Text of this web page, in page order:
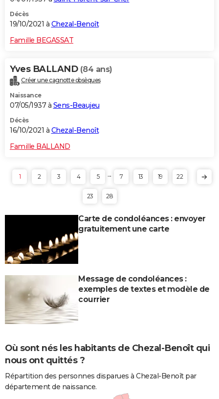
Décès
19/10/2021 à Chezal-Benoît
Famille BEGASSAT
Yves BALLAND (84 ans)
Créer une cagnotte obsèques
Naissance
07/05/1937 à Sens-Beaujeu
Décès
16/10/2021 à Chezal-Benoît
Famille BALLAND
1 2 3 4 5 ... 7 13 19 22
23 28
Carte de condoléances : envoyer
gratuitement une carte
Message de condoléances :
exemples de textes et modèle de
courrier
Où sont nés les habitants de Chezal-Benoît qui
nous ont quittés ?
Répartition des personnes disparues à Chezal-Benoît par
département de naissance.